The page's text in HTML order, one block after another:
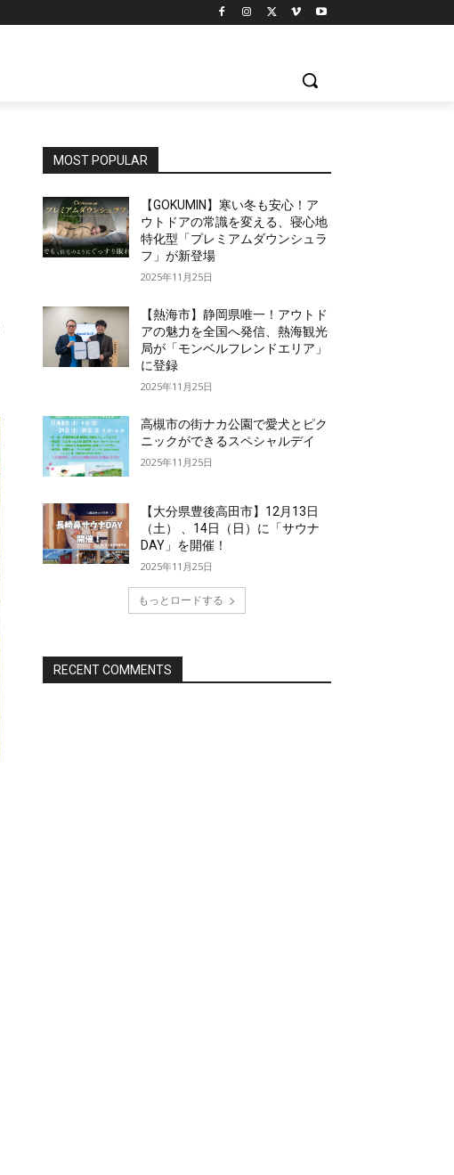
MOST POPULAR
【GOKUMIN】寒い冬も安心！ア
ウトドアの常識を変える、寝心地
特化型「プレミアムダウンシュラ
フ」が新登場
2025年11月25日
【熱海市】静岡県唯一！アウトド
アの魅力を全国へ発信、熱海観光
局が「モンベルフレンドエリア」
に登録
2025年11月25日
高槻市の街ナカ公園で愛犬とピク
ニックができるスペシャルデイ
2025年11月25日
【大分県豊後高田市】12月13日
（土） 、14日（日）に「サウナ
DAY」を開催！
2025年11月25日
もっとロードする
RECENT COMMENTS